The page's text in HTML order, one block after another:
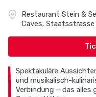
Restaurant Stein &
Caves,
Spektakuläre
und musikalisch-
Verbindung – das alles